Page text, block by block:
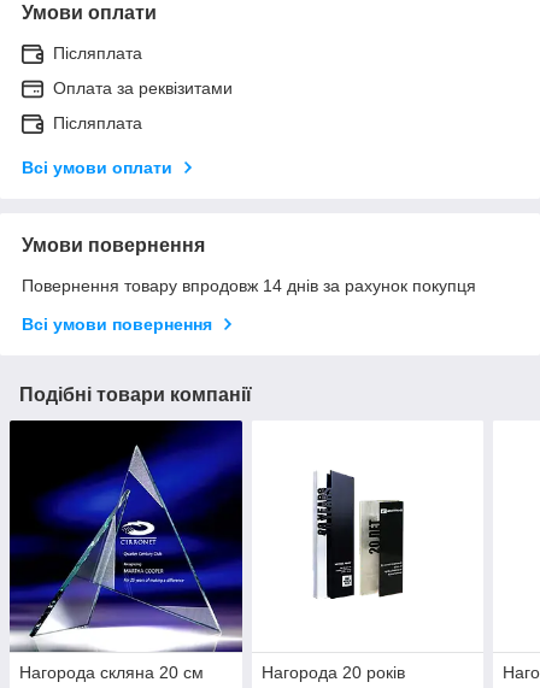
Умови оплати
Післяплата
Оплата за реквізитами
Післяплата
Всі умови оплати
Умови повернення
Повернення товару впродовж 14 днів за рахунок покупця
Всі умови повернення
Подібні товари компанії
Нагорода скляна 20 см Нагорода 20 років